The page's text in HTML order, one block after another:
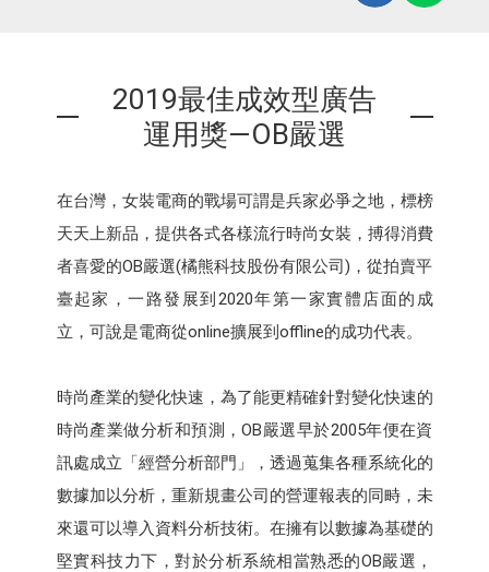
2019最佳成效型廣告
運用獎—OB嚴選
在台灣，女裝電商的戰場可謂是兵家必爭之地，標榜
天天上新品，提供各式各樣流行時尚女裝，搏得消費
者喜愛的OB嚴選(橘熊科技股份有限公司)，從拍賣平
臺起家，一路發展到2020年第一家實體店面的成
立，可說是電商從online擴展到offline的成功代表。
時尚產業的變化快速，為了能更精確針對變化快速的
時尚產業做分析和預測，OB嚴選早於2005年便在資
訊處成立「經營分析部門」，透過蒐集各種系統化的
數據加以分析，重新規畫公司的營運報表的同畤，未
來還可以導入資料分析技術。在擁有以數據為基礎的
堅實科技力下，對於分析系統相當熟悉的OB嚴選，